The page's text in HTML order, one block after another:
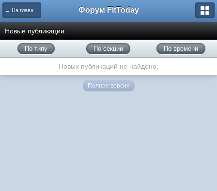
← На главную Форум FitToday
Новые публикации
По типу По секции По времени
Новых публикаций не найдено.
Полная версия